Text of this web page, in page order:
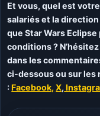
Et vous, quel est
salariés et la
que Star Wars
conditions ?
dans les
ci-dessous ou sur les
:Facebook, X,